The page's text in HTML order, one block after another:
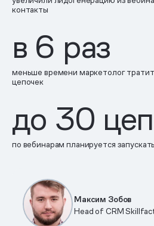
контакты
в 6 раз
меньше времени маркетолог
цепочек
до 30
по вебинарам планируется
Максим Зобов
Head of CRM